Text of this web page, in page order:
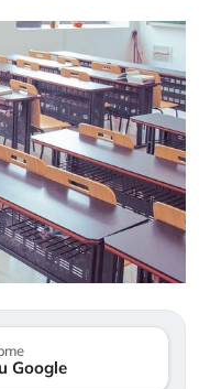
Google